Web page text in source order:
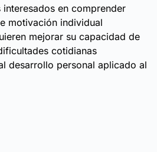
en comprender
motivación individual
mejorar su capacidad de
cotidianas
desarrollo personal aplicado al